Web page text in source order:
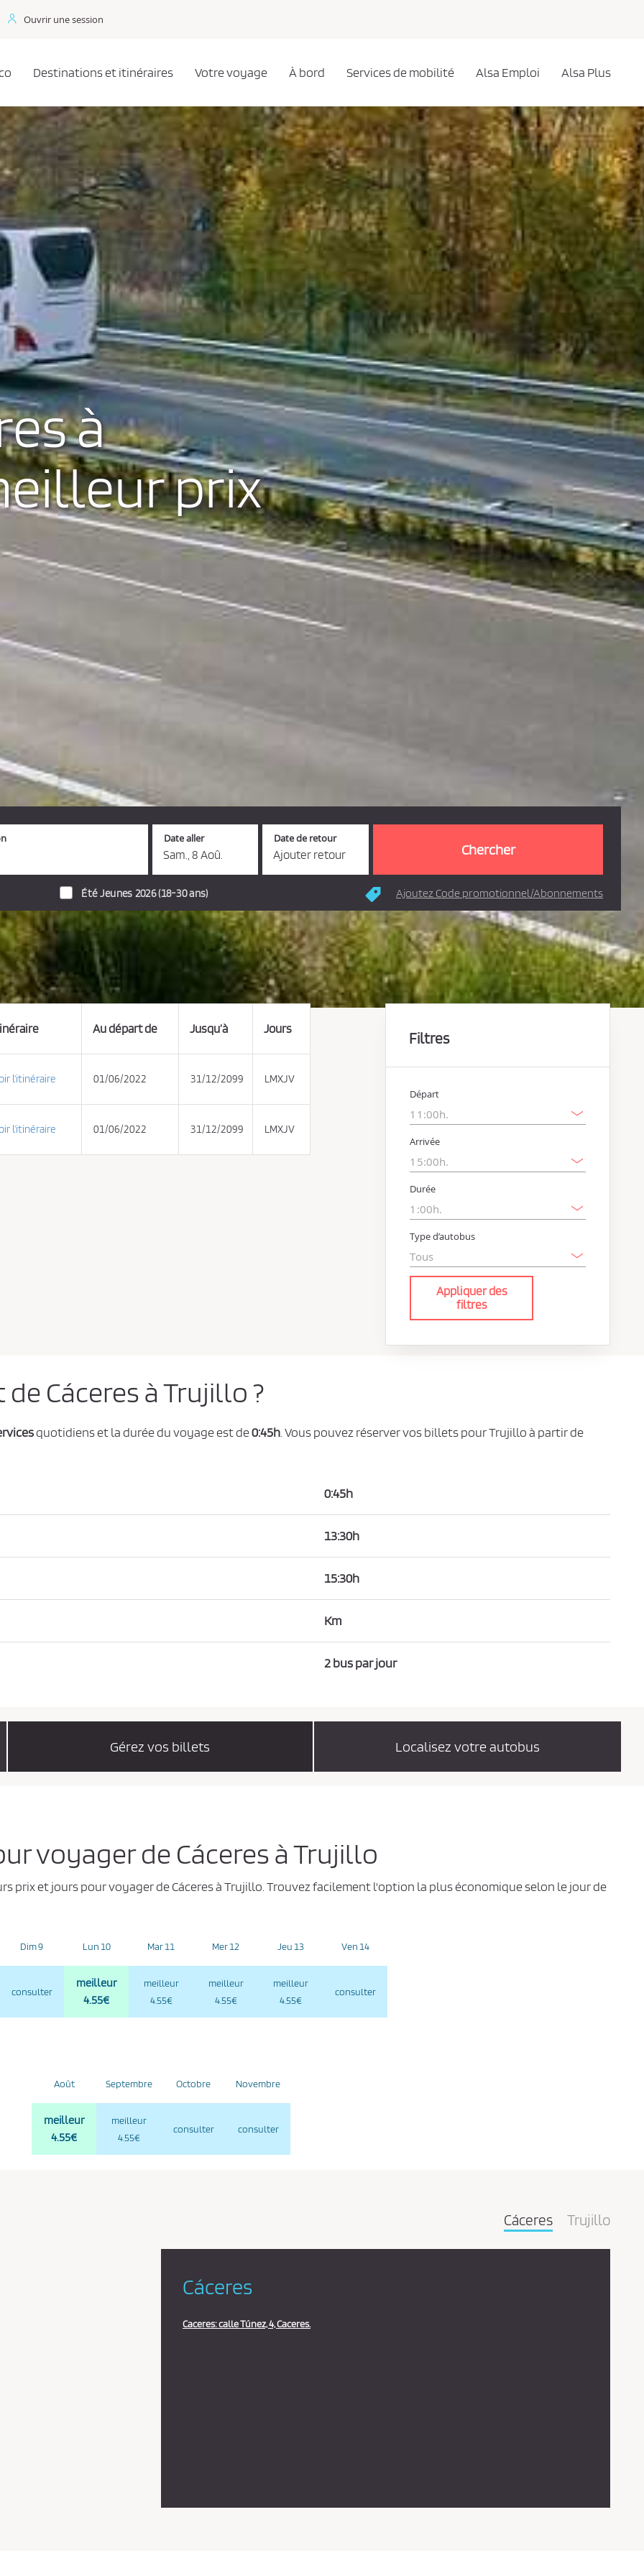
Ouvrir une session
Destinations et itinéraires Votre voyage À bord Services de mobilité Alsa Emploi Alsa Plus
à
prix
Date aller
Sam., 8 Aoû.
Date de retour
Ajouter retour
Été Jeunes 2026 (18-30 ans) Ajoutez Code promotionnel/Abonnements
Au départ de Jusqu’à Jours
l’itinéraire 01/06/2022 31/12/2099 LMXJV
l’itinéraire 01/06/2022 31/12/2099 LMXJV
Filtres
Départ
Arrivée
Durée
Type d’autobus
Appliquer des
filtres
Cáceres à Trujillo ?
quotidiens et la durée du voyage est de0:45h. Vous pouvez réserver vos billets pour Trujillo à partir de
0:45h
13:30h
15:30h
Km
2 bus par jour
Gérez vos billets Localisez votre autobus
voyager de Cáceres à Trujillo
prix et jours pour voyager de Cáceres à Trujillo. Trouvez facilement l'option la plus économique selon le jour de
Dim 9
consulter
Lun 10
meilleur
4.55€
Mar 11
meilleur
4.55€
Mer 12
meilleur
4.55€
Jeu 13
meilleur
4.55€
Ven 14
consulter
Août
meilleur
4.55€
Septembre
meilleur
4.55€
Octobre
consulter
Novembre
consulter
Cáceres Trujillo
Cáceres
Caceres: calle Túnez, 4, Caceres.